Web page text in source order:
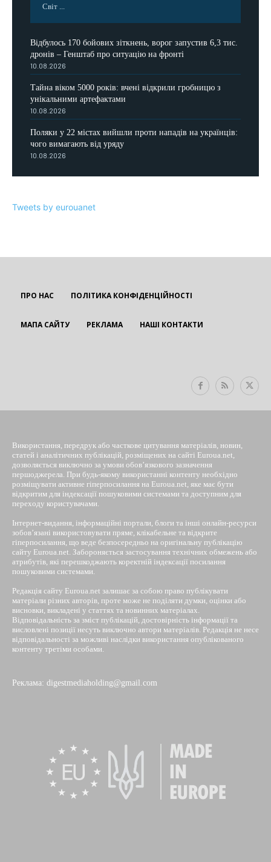
Світ ...
Відбулось 170 бойових зіткнень, ворог запустив 6,3 тис.
дронів – Генштаб про ситуацію на фронті
10.08.2026
Тайна віком 5000 років: вчені відкрили гробницю з
унікальними артефактами
10.08.2026
Поляки у 22 містах вийшли проти нападів на українців:
чого вимагають від уряду
10.08.2026
Tweets by eurouanet
ПРО НАС ПОЛІТИКА КОНФІДЕНЦІЙНОСТІ
МАПА САЙТУ РЕКЛАМА НАШІ КОНТАКТИ
Використання, передрук або часткове цитування матеріалів, новин,
статей і аналітичних публікацій, розміщених на сайті Euroua.net,
дозволяється виключно за умови обов’язкового зазначення
першоджерела. При будь-якому використанні контенту необхідно
розміщувати активне гіперпосилання на Euroua.net, яке має бути
відкритим для індексації пошуковими системами та доступним для
переходу користувачами.
Інтернет-видання, інформаційні портали, блоги та інші онлайн-ресурси
зобов’язані використовувати пряме, клікабельне та відкрите
гіперпосилання, що веде безпосередньо на оригінальну публікацію
сайту Euroua.net. Забороняється застосування технічних обмежень або
атрибутів, які перешкоджають коректній індексації посилання
пошуковими системами.
Редакція сайту Euroua.net залишає за собою право публікувати
матеріали різних авторів, проте може не поділяти думки, оцінки або
висновки, викладені у статтях та новинних матеріалах.
Відповідальність за зміст публікацій, достовірність інформації та
висловлені позиції несуть виключно автори матеріалів. Редакція не несе
відповідальності за можливі наслідки використання опублікованого
контенту третіми особами.
Реклама: digestmediaholding@gmail.com